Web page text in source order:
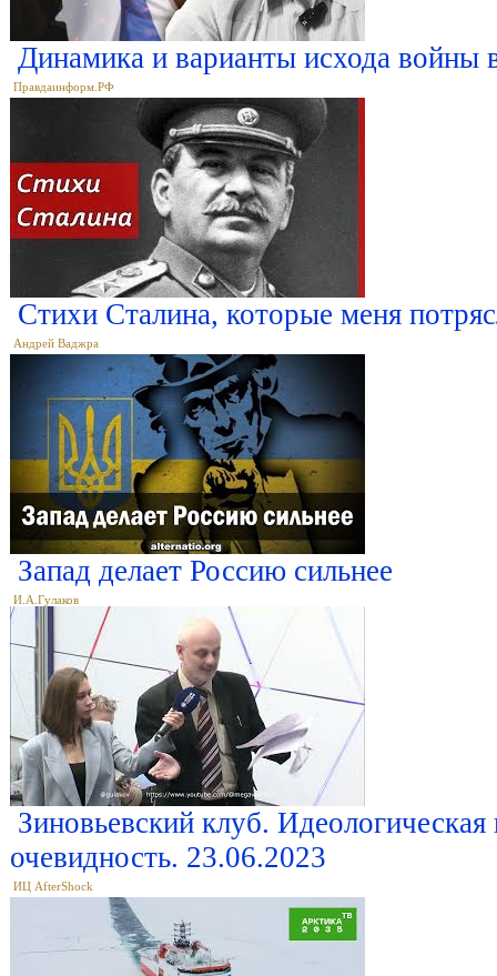
Динамика и варианты исхода войны
Правдаинформ.РФ
Стихи Сталина, которые меня
Андрей Ваджра
Запад делает Россию сильнее
И.А.Гулаков
Зиновьевский клуб.
очевидность. 23.06.2023
ИЦ AfterShock